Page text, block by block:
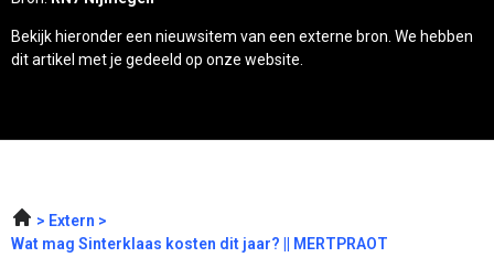
Bekijk hieronder een nieuwsitem van een externe bron. We hebben
dit artikel met je gedeeld op onze website.
Extern
Wat mag Sinterklaas kosten dit jaar? || MERTPRAOT